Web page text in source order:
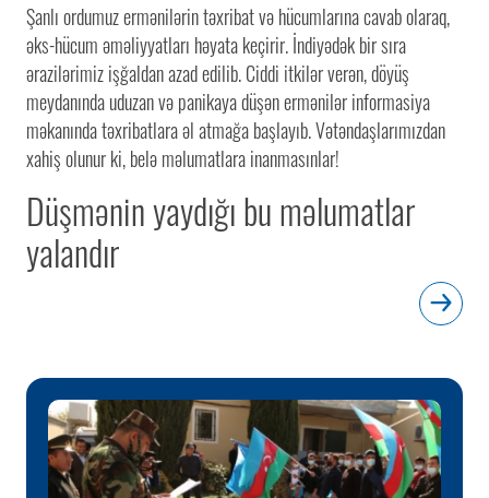
Düşmənin yaydığı bu məlumatlar
yalandır
Şanlı ordumuz ermənilərin təxribat və hücumlarına cavab olaraq,
əks-hücum əməliyyatları həyata keçirir. İndiyədək bir sıra
ərazilərimiz işğaldan azad edilib. Ciddi itkilər verən, döyüş
meydanında uduzan və panikaya düşən ermənilər informasiya
məkanında təxribatlara əl atmağa başlayıb. Vətəndaşlarımızdan
xahiş olunur ki, belə məlumatlara inanmasınlar!